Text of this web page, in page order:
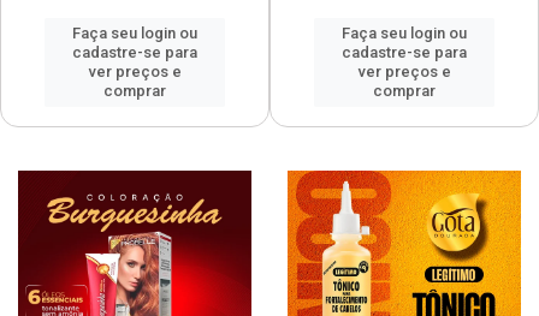
Faça seu login ou
cadastre-se para
ver preços e
comprar
Faça seu login ou
cadastre-se para
ver preços e
comprar